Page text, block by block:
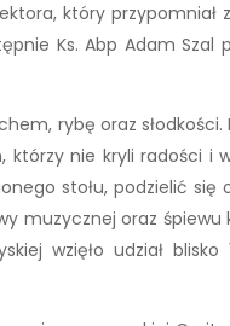
który przypomniał
Ks. Abp Adam Szal
rybę oraz słodkości.
którzy nie kryli radości i
stołu, podzielić się
muzycznej oraz śpiewu
wzięło udział